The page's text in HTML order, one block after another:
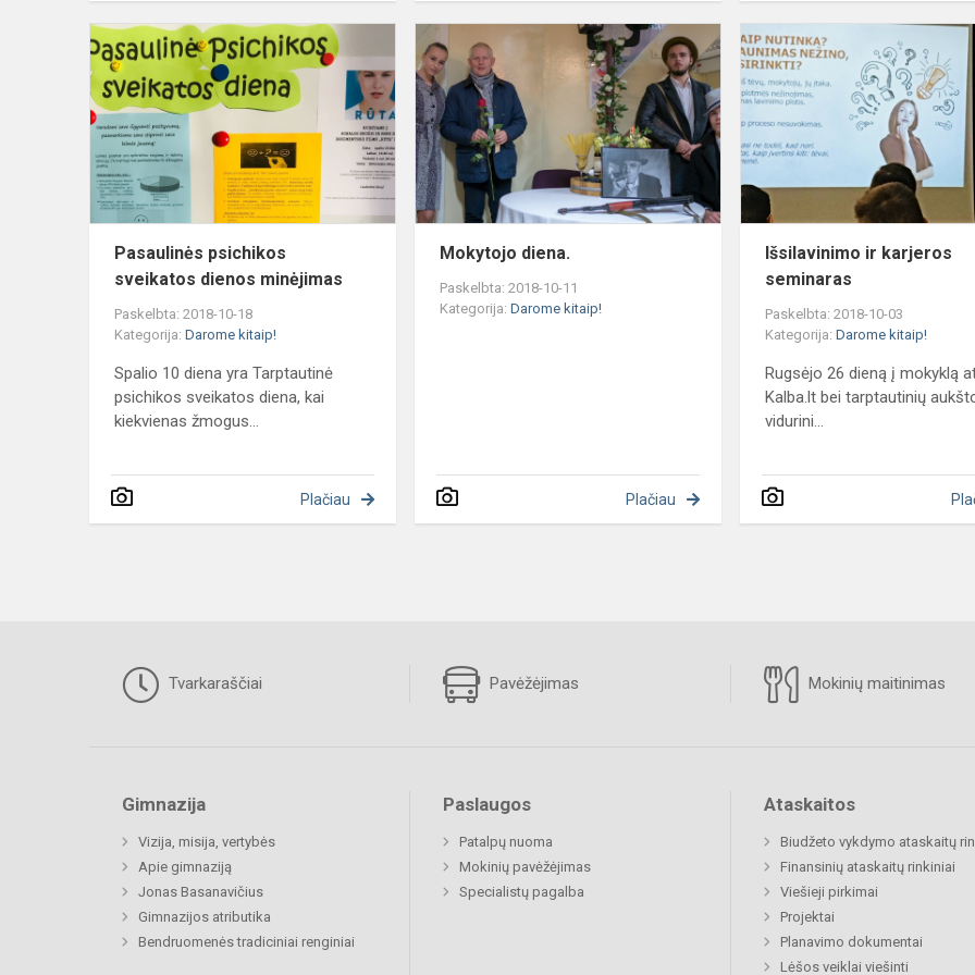
Pasaulinės
psichikos
sveikatos
dienos
minėjimas
Pasaulinės psichikos
sveikatos dienos minėjimas
Paskelbta: 2018-10-18
Kategorija: Darome kitaip!
Spalio 10 diena yra Tarptautinė
psichikos sveikatos diena, kai
kiekvienas žmogus...
Plačiau
Mokytojo
diena.
Mokytojo diena.
Paskelbta: 2018-10-11
Kategorija:Darome kitaip!
Plačiau
Išsilavinimo ir karjeros
seminaras
Paskelbta: 2018-10-03
Kategorija:Darome kitaip!
Rugsėjo 26 dieną į mokyklą
Kalba.lt bei tarptautinių
vidurini...
Tvarkaraščiai Pavėžėjimas Mokinių maitinimas
Gimnazija
Vizija, misija, vertybės
Apie gimnaziją
Jonas Basanavičius
Gimnazijos atributika
Bendruomenės tradiciniai renginiai
Paslaugos
Patalpų nuoma
Mokinių pavėžėjimas
Specialistų pagalba
Ataskaitos
Biudžeto vykdymo ataskaitų
Finansinių ataskaitų rinkiniai
Viešieji pirkimai
Projektai
Planavimo dokumentai
Lėšos veiklai viešinti